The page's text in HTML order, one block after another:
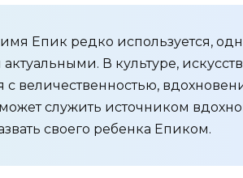
Епик редко используется,
В культуре,
с величественностью,
служить источником
своего ребенка Епиком.